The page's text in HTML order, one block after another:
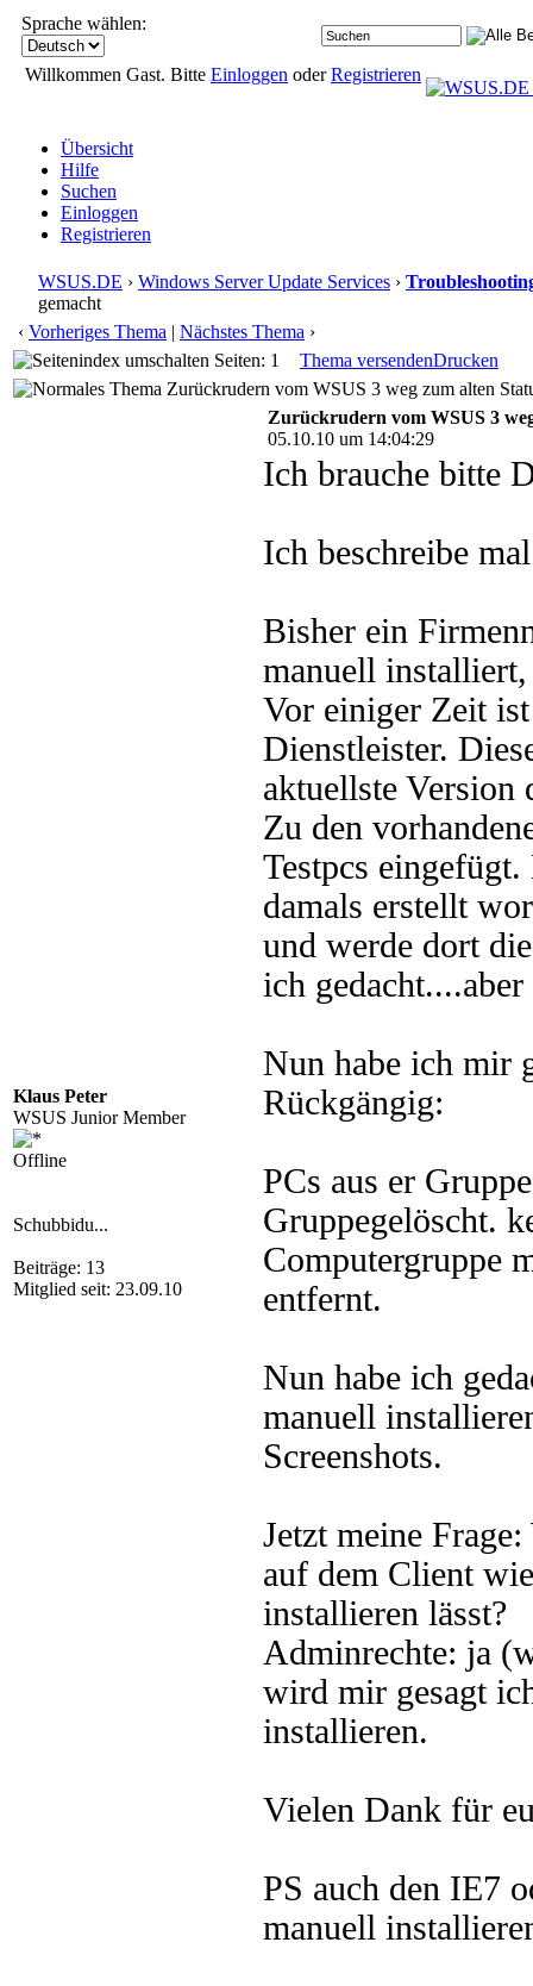
Sprache wählen:
Willkommen Gast. Bitte Einloggen oderRegistrieren
Übersicht
Hilfe
Suchen
Einloggen
Registrieren
WSUS.DE › Windows Server Update Services ›
gemacht
‹ Vorheriges Thema | Nächstes Thema ›
Seiten: 1
Thema versendenDrucken
Zurückrudern vom WSUS 3 weg zum alten
Klaus Peter
WSUS Junior Member
Offline
Schubbidu...
Beiträge: 13
Mitglied seit: 23.09.10
Zurückrudern vom WSUS 3
05.10.10 um 14:04:29
Ich brauche bitte
Ich beschreibe
Bisher ein
manuell
Vor einiger Zeit
Dienstleister.
aktuellste Version
Zu den
Testpcs
damals erstellt
und werde dort
ich
Nun habe ich mir
Rückgängig:
PCs aus er
Gruppegelöscht.
Computergruppe
entfernt.
Nun habe ich
manuell
Screenshots.
Jetzt meine
auf dem Client
installieren lässt?
Adminrechte: ja
wird mir gesagt
installieren.
Vielen Dank für
PS auch den IE7
manuell